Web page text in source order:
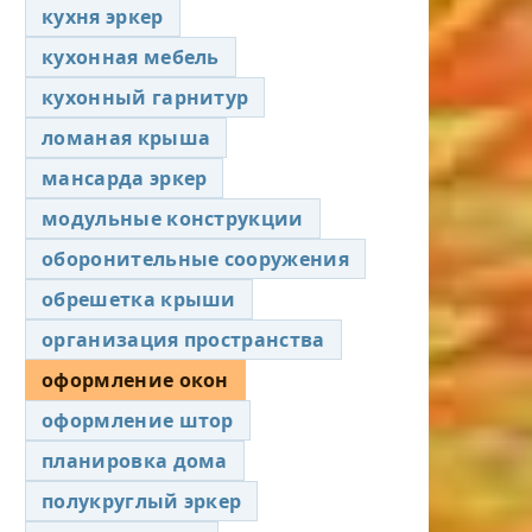
кухня эркер
кухонная мебель
кухонный гарнитур
ломаная крыша
мансарда эркер
модульные конструкции
оборонительные сооружения
обрешетка крыши
организация пространства
оформление окон
оформление штор
планировка дома
полукруглый эркер